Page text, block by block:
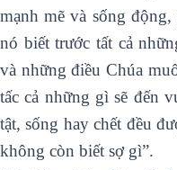
mạnh mẽ và sống
nó biết trước tất cả
và những điều Chúa
tấc cả những gì sẽ đến
tật, sống hay chết đều
không còn biết sợ gì”.